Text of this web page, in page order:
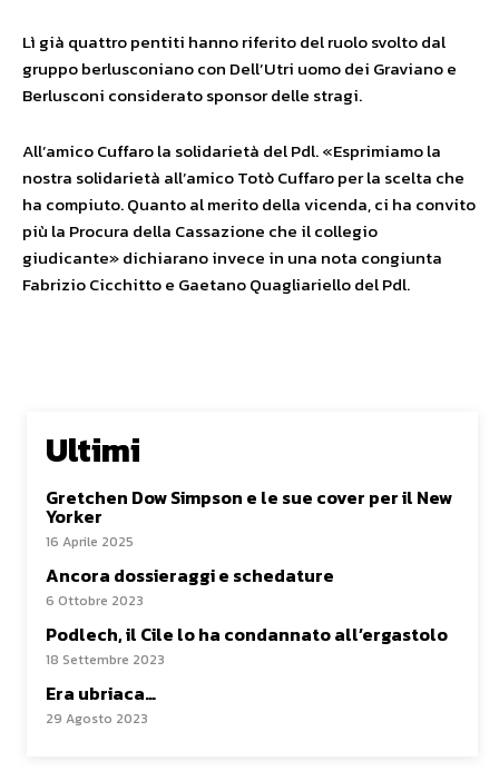
Lì già quattro pentiti hanno riferito del ruolo svolto dal
gruppo berlusconiano con Dell’Utri uomo dei Graviano e
Berlusconi considerato sponsor delle stragi.
All’amico Cuffaro la solidarietà del Pdl. «Esprimiamo la
nostra solidarietà all’amico Totò Cuffaro per la scelta che
ha compiuto. Quanto al merito della vicenda, ci ha convito
più la Procura della Cassazione che il collegio
giudicante» dichiarano invece in una nota congiunta
Fabrizio Cicchitto e Gaetano Quagliariello del Pdl.
Ultimi
Gretchen Dow Simpson e le sue cover per il New
Yorker
16 Aprile 2025
Ancora dossieraggi e schedature
6 Ottobre 2023
Podlech, il Cile lo ha condannato all’ergastolo
18 Settembre 2023
Era ubriaca…
29 Agosto 2023